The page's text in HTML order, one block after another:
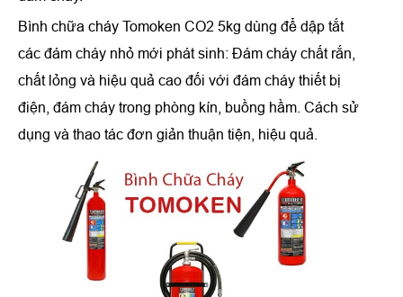
Bình chữa cháy Tomoken CO2 5kg dùng để dập tắt
các đám cháy nhỏ mới phát sinh: Đám cháy chất rắn,
chất lỏng và hiệu quả cao đối với đám cháy thiết bị
điện, đám cháy trong phòng kín, buồng hầm. Cách sử
dụng và thao tác đơn giản thuận tiện, hiệu quả.